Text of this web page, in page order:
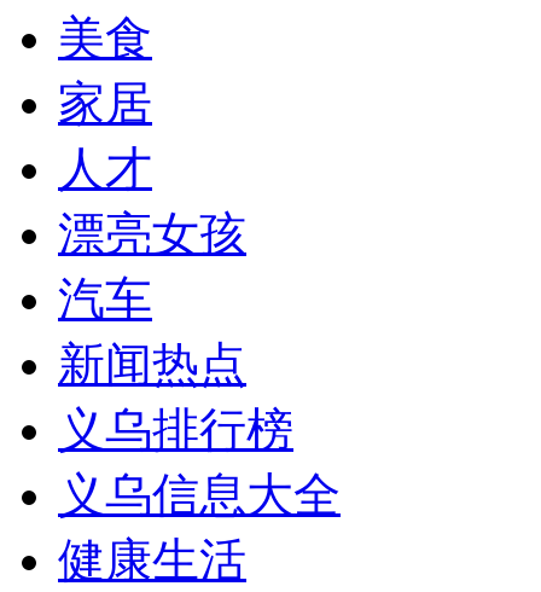
美食
家居
人才
漂亮女孩
汽车
新闻热点
义乌排行榜
义乌信息大全
健康生活